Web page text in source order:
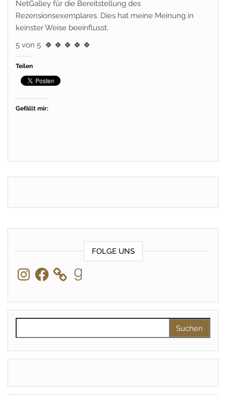
NetGalley für die Bereitstellung des
Rezensionsexemplares. Dies hat meine Meinung in
keinster Weise beeinflusst.
5 von 5 🍀 🍀 🍀 🍀 🍀
Teilen
Gefällt mir:
FOLGE UNS
InstagramFacebook Goodreads